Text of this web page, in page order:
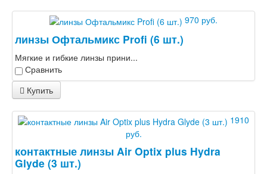
970 руб.
линзы Офтальмикс Profi (6 шт.)
Мягкие и гибкие линзы прини...
Сравнить
Купить
1910
руб.
контактные линзы Air Optix plus Hydra
Glyde (3 шт.)